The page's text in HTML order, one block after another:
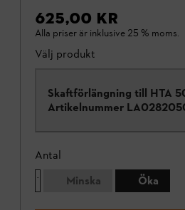
625,00 KR
Alla priser är inklusive 25 % moms.
Välj produkt
Skaftförlängning till HTA
Artikelnummer
Antal
Minska
Öka